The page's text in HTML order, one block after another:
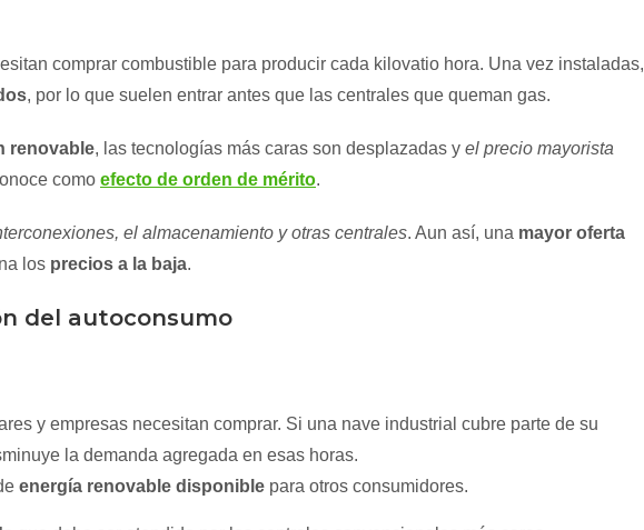
comprar combustible para producir cada kilovatio hora. Una vez instaladas,
, por lo que suelen entrar antes que las centrales que queman gas.
renovable, las tecnologías más caras son desplazadas y el precio mayorista
como efecto de orden de mérito.
el almacenamiento y otras centrales. Aun así, una mayor oferta
los precios a la baja.
del autoconsumo
y empresas necesitan comprar. Si una nave industrial cubre parte de su
la demanda agregada en esas horas.
energía renovable disponible para otros consumidores.